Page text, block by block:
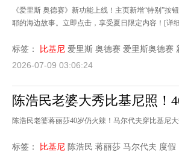
《爱里斯 奥德赛》新功能上线！主页新增“特别”
耶的海边故事。立即点击，享受夏日限定内容！ [详
标签： 比基尼 爱里斯 奥德赛 爱里斯奥德赛
2026-07-09 03:06:24
陈浩民老婆大秀比基尼照！
陈浩民老婆蒋丽莎40岁仍火辣！马尔代夫穿比基尼
标签： 比基尼 陈浩民 蒋丽莎 马尔代夫 度假